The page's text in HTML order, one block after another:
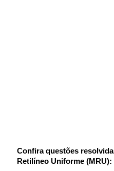
Confira questões
Retilíneo Uniforme (MRU):